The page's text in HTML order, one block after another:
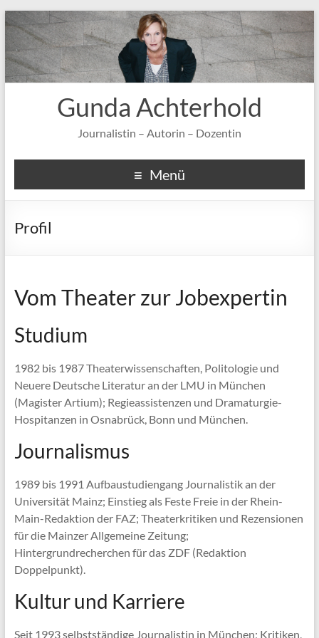
Gunda Achterhold
Journalistin – Autorin – Dozentin
Menü
Profil
Vom Theater zur Jobexpertin
Studium
1982 bis 1987 Theaterwissenschaften, Politologie und
Neuere Deutsche Literatur an der LMU in München
(Magister Artium); Regieassistenzen und Dramaturgie-
Hospitanzen in Osnabrück, Bonn und München.
Journalismus
1989 bis 1991 Aufbaustudiengang Journalistik an der
Universität Mainz; Einstieg als Feste Freie in der Rhein-
Main-Redaktion der FAZ; Theaterkritiken und Rezensionen
für die Mainzer Allgemeine Zeitung;
Hintergrundrecherchen für das ZDF (Redaktion
Doppelpunkt).
Kultur und Karriere
Seit 1993 selbstständige Journalistin in München; Kritiken,